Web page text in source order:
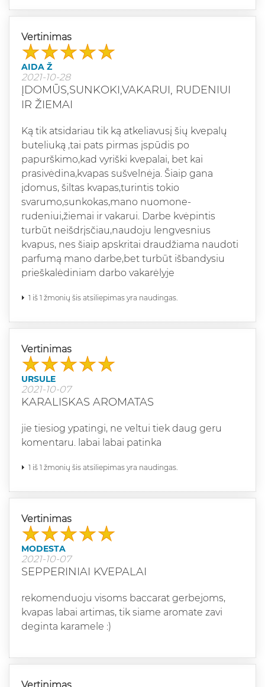
Vertinimas
AIDA Ž
2021-10-28
ĮDOMŪS,SUNKOKI,VAKARUI, RUDENIUI
IR ŽIEMAI
Ką tik atsidariau tik ką atkeliavusį šių kvepalų
buteliuką ,tai pats pirmas įspūdis po
papurškimo,kad vyriški kvepalai, bet kai
prasivėdina,kvapas sušvelnėja. Šiaip gana
įdomus, šiltas kvapas,turintis tokio
svarumo,sunkokas,mano nuomone-
rudeniui,žiemai ir vakarui. Darbe kvėpintis
turbūt neišdrįsčiau,naudoju lengvesnius
kvapus, nes šiaip apskritai draudžiama naudoti
parfumą mano darbe,bet turbūt išbandysiu
prieškalėdiniam darbo vakarėlyje
1 iš 1 žmonių šis atsiliepimas yra naudingas.
Vertinimas
URSULE
2021-10-07
KARALISKAS AROMATAS
jie tiesiog ypatingi, ne veltui tiek daug geru
komentaru. labai labai patinka
1 iš 1 žmonių šis atsiliepimas yra naudingas.
Vertinimas
MODESTA
2021-10-07
SEPPERINIAI KVEPALAI
rekomenduoju visoms baccarat gerbejoms,
kvapas labai artimas, tik siame aromate zavi
deginta karamele :)